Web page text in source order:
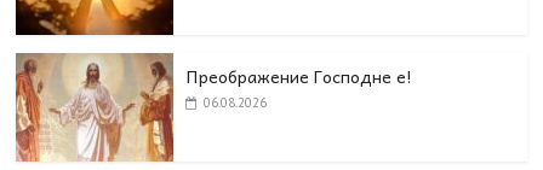
Преображение Господне е!
06.08.2026